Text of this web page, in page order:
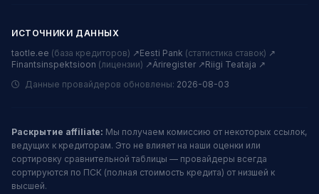
ИСТОЧНИКИ ДАННЫХ
taotle.ee (база кредиторов) ↗Eesti Pank (статистика ставок) ↗
Finantsinspektsioon (лицензии) ↗Äriregister ↗Riigi Teataja ↗
Данные провайдеров обновлены: 2026-08-03
Раскрытие affiliate: Мы получаем комиссию от некоторых ссылок,
ведущих к кредиторам. Это не влияет на наши оценки или
сортировку сравнительной таблицы — провайдеры всегда
сортируются по ПСК (полная стоимость кредита) от низшей к
высшей.